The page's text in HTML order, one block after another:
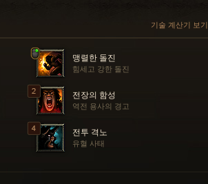
기술 계산기 보기
맹렬한 돌진
힘세고 강한 돌진
전장의 함성
역전 용사의 경고
전투 격노
유혈 사태